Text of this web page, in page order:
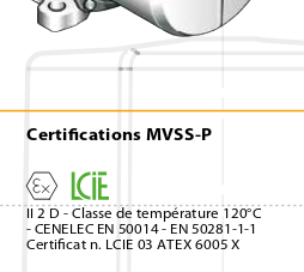
II 2 D - Classe de température 120°C
- CENELEC EN 50014 - EN 50281-1-1
Certiﬁcat n. LCIE 03 ATEX 6005 X
Certiﬁcations MVSS-P